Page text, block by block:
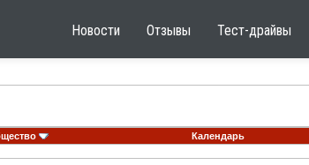
Новости Отзывы Тест-драйвы
Календарь